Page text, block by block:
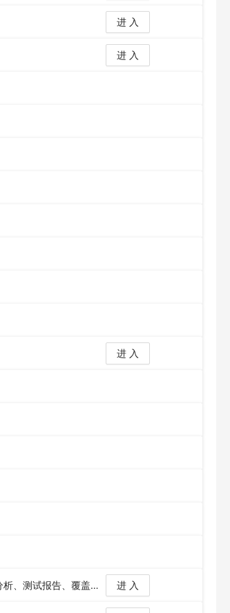
进 入
进 入
进 入
T-One是一站式的自动化质量协作平台；打通了测试计划、测试准备、测试执行、测试分析、测试报告、覆盖率检测、智能Bisect，环境服务等流程的闭环，为社区研发提供一站式质量服务。 进 入